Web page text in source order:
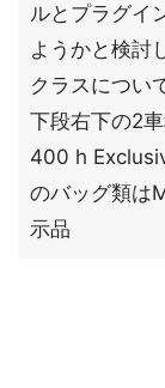
ルとプラグイ
ようかと検討
クラスについ
下段右下の2
400 h
のバッグ類は
示品